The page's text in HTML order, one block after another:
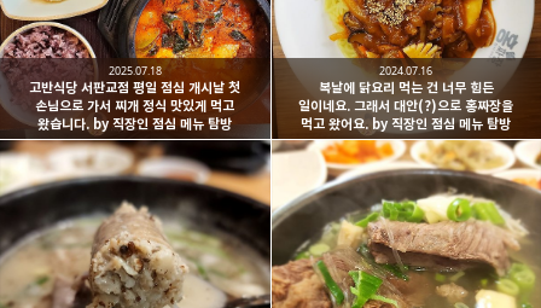
고반식당 서판교점 평일 점심 개시날 첫
손님으로 가서 찌개 정식 맛있게 먹고
왔습니다. by 직장인 점심 메뉴 탐방
2025.07.18
복날에 닭요리 먹는 건 너무 힘든
일이네요. 그래서 대안(?)으로 홍짜장을
먹고 왔어요. by 직장인 점심 메뉴 탐방
2024.07.16